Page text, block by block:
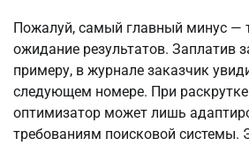
Пожалуй, самый главный минус —
ожидание результатов. Заплатив
примеру, в журнале заказчик
следующем номере. При раскрутке
оптимизатор может лишь
требованиям поисковой системы.